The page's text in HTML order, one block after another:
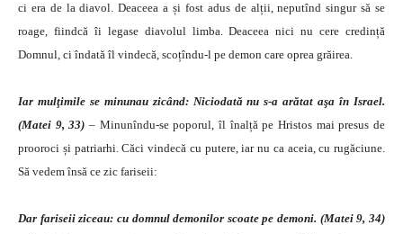
ci era de la diavol. Deaceea a și fost adus de alții, neputînd singur să se
roage, fiindcă îi legase diavolul limba. Deaceea nici nu cere credință
Domnul, ci îndată îl vindecă, scoțîndu-l pe demon care oprea grăirea.
Iar mulţimile se minunau zicând: Niciodată nu s-a arătat aşa în Israel.
(Matei 9, 33) – Minunîndu-se poporul, îl înalță pe Hristos mai presus de
prooroci și patriarhi. Căci vindecă cu putere, iar nu ca aceia, cu rugăciune.
Să vedem însă ce zic fariseii:
Dar fariseii ziceau: cu domnul demonilor scoate pe demoni. (Matei 9, 34)